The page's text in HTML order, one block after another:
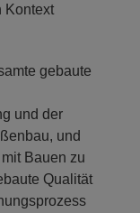
Kontext
gebaute
und der
und
Bauen zu
Qualität